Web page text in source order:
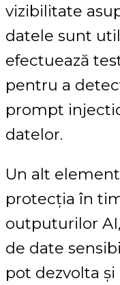
vizibilitate
datele sunt
efectuează
pentru a
prompt
datelor.
Un alt
protecția în
outputurilor
de date
pot dezvolta